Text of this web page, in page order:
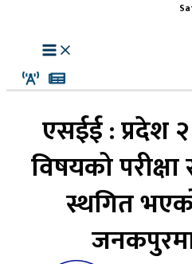
एसईई : प्रदेश
विषयको परीक्षा
स्थगित
जनकपुरमा